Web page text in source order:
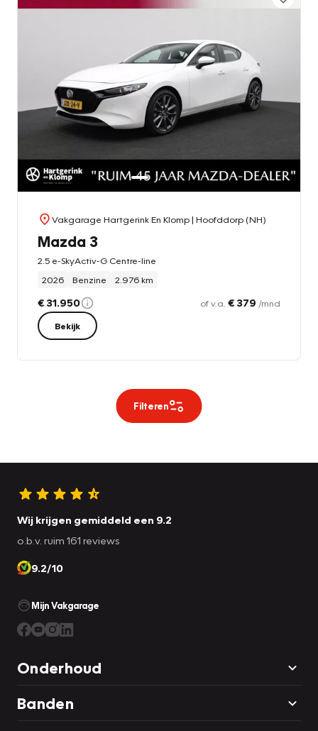
Vakgarage Hartgerink En Klomp| Hoofddorp (NH)
Mazda 3
2.5 e-SkyActiv-G Centre-line
2026
Benzine 2.976 km
€ 31.950 of v.a. € 379 /mnd
Bekijk
Filteren
Wij krijgen gemiddeld een 9.2
o.b.v. ruim 161 reviews
9.2/10
Mijn Vakgarage
Onderhoud
Banden